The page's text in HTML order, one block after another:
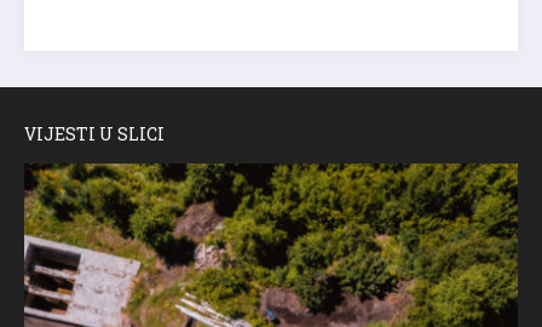
VIJESTI U SLICI